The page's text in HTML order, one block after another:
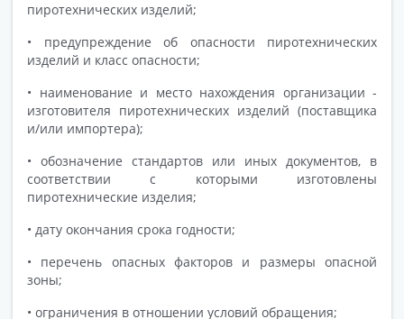
пиротехнических изделий;
• предупреждение об опасности пиротехнических
изделий и класс опасности;
• наименование и место нахождения организации -
изготовителя пиротехнических изделий (поставщика
и/или импортера);
• обозначение стандартов или иных документов, в
соответствии с которыми изготовлены
пиротехнические изделия;
• дату окончания срока годности;
• перечень опасных факторов и размеры опасной
зоны;
• ограничения в отношении условий обращения;